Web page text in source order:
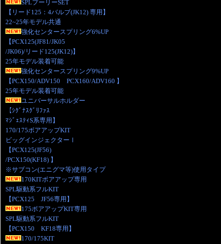
SPLプーリーSET
【リード125：4バルブ(JK12) 専用】
22~25年モデル共通
強化センタースプリング6%UP
【PCX125(JF81/JK05
/JK06)/リード125(JK12)】
25年モデル装着可能
強化センタースプリング9%UP
【PCX150/ADV150 PCX160/ADV160 】
25年モデル装着可能
ユニバーサルホルダー
【ｼｸﾞﾅｽｸﾞﾘﾌｧｽ
ﾏｼﾞｪｽﾃｨS系専用】
170/175ボアアップKIT
ビッグインジェクターⅠ
【PCX125(JF56)
/PCX150(KF18) 】
※サブコン(エニグマ等)使用タイプ
170KITボアアップ専用
SPL駆動系フルKIT
【PCX125 JF56専用】
175ボアアップKIT専用
SPL駆動系フルKIT
【PCX150 KF18専用】
170/175KIT